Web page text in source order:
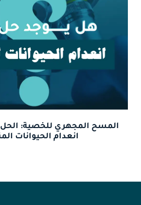
المسح المجهري للخصية: الحل
انعدام الحيوانات